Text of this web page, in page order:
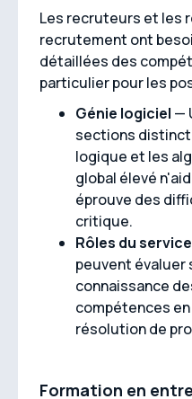
Les recruteurs et les
recrutement ont
détaillées des
particulier pour les
Génie logiciel —
sections
logique et les
global élevé
éprouve des
critique.
Rôles du
peuvent évaluer
connaissance
compétences
résolution de
Formation en